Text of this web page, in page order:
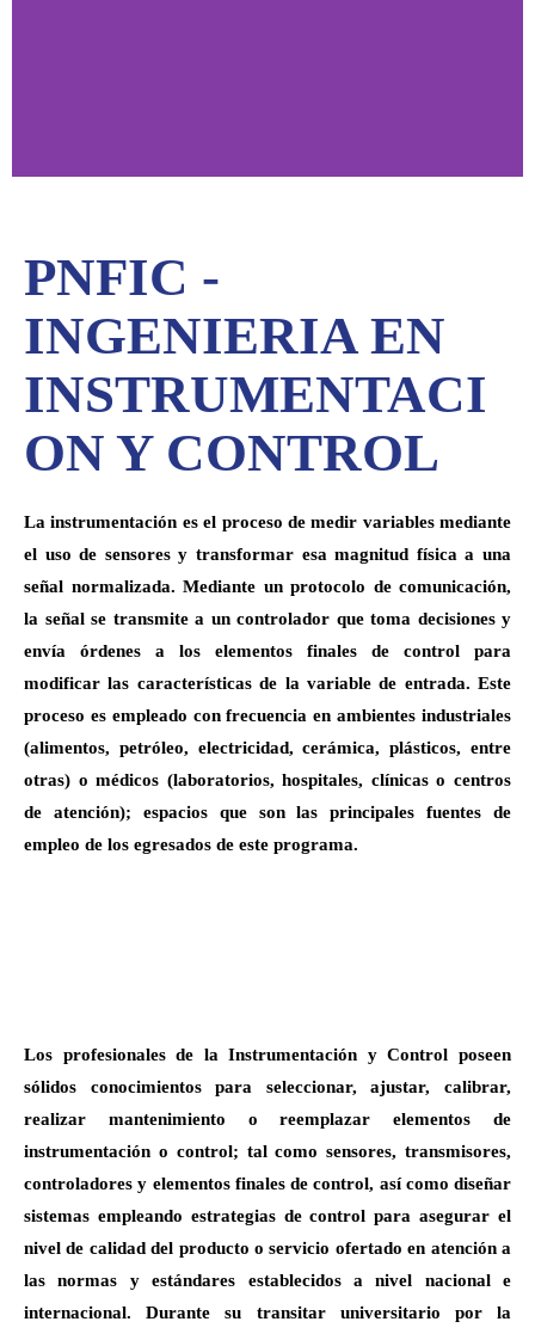
Control
PNFIC -
INGENIERIA EN
INSTRUMENTACI
ON Y CONTROL
Lainstrumentación es el proceso de medir variables mediante
el uso de sensores y transformar esa magnitud física a una
señal normalizada. Mediante un protocolo de comunicación,
la señal se transmite a un controlador que toma decisiones y
envía órdenes a los elementos finales de control para
modificar las características de la variable de entrada. Este
proceso es empleado con frecuencia en ambientes industriales
(alimentos, petróleo, electricidad, cerámica, plásticos, entre
otras) o médicos (laboratorios, hospitales, clínicas o centros
de atención); espacios que son las principales fuentes de
empleo de los egresados de este programa.
Los profesionales de la Instrumentación y Control poseen
sólidos conocimientos para seleccionar, ajustar, calibrar,
realizar mantenimiento o reemplazar elementos de
instrumentación o control; tal como sensores, transmisores,
controladores y elementos finales de control, así como diseñar
sistemas empleando estrategias de control para asegurar el
nivel de calidad del producto o servicio ofertado en atención a
las normas y estándares establecidos a nivel nacional e
internacional. Durante su transitar universitario por la